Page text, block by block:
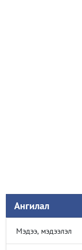
Ангилал
Мэдээ, мэдээлэл